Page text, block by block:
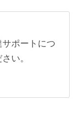
ポートにつ
い。